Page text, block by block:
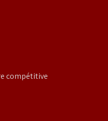
compétitive